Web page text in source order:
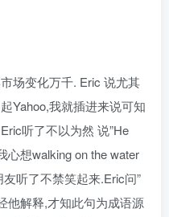
场变化万千. Eric 说尤其
Yahoo,我就插进来说可知
听了不以为然 说”He
心想walking on the water
听了不禁笑起来.Eric问”
他解释,才知此句为成语源